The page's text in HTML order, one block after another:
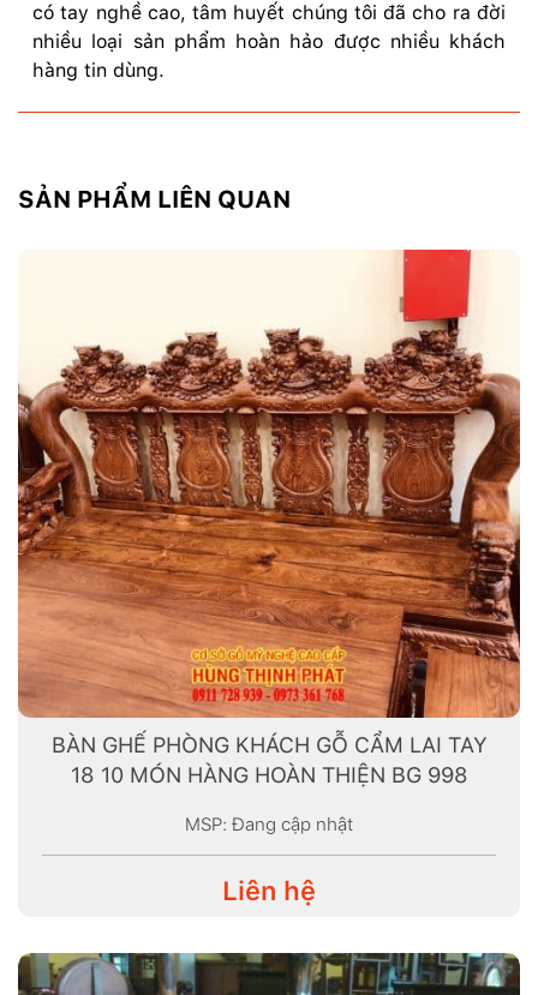
có tay nghề cao, tâm huyết chúng tôi đã cho ra đời
nhiều loại sản phẩm hoàn hảo được nhiều khách
hàng tin dùng.
SẢN PHẨM LIÊN QUAN
BÀN GHẾ PHÒNG KHÁCH GỖ CẨM LAI TAY
18 10 MÓN HÀNG HOÀN THIỆN BG 998
MSP: Đang cập nhật
Liên hệ